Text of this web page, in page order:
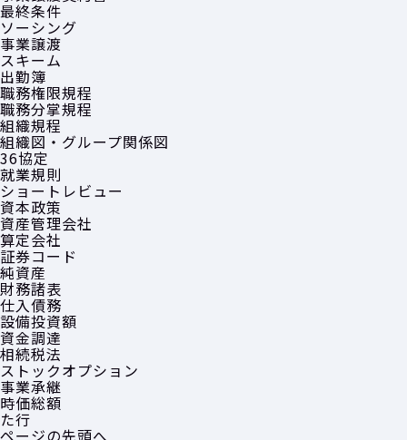
最終条件
ソーシング
事業譲渡
スキーム
出勤簿
職務権限規程
職務分掌規程
組織規程
組織図・グループ関係図
36協定
就業規則
ショートレビュー
資本政策
資産管理会社
算定会社
証券コード
純資産
財務諸表
仕入債務
設備投資額
資金調達
相続税法
ストックオプション
事業承継
時価総額
た行
ページの先頭へ